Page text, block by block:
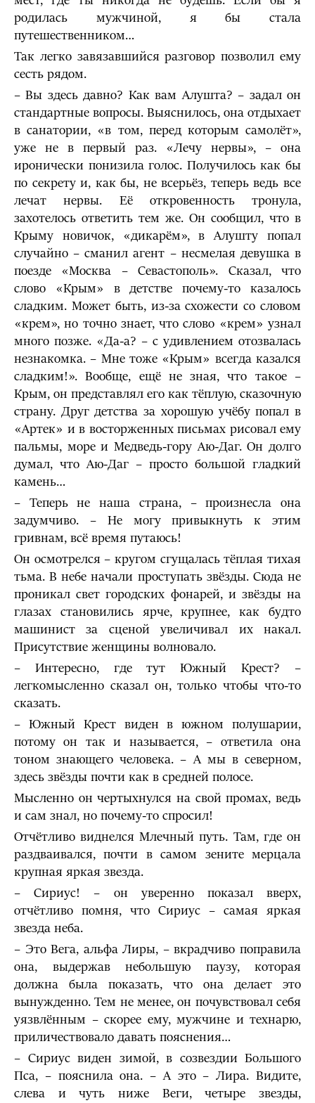
родилась мужчиной, я бы стала
путешественником…
Так легко завязавшийся разговор позволил ему
сесть рядом.
– Вы здесь давно? Как вам Алушта? – задал он
стандартные вопросы. Выяснилось, она отдыхает
в санатории, «в том, перед которым самолёт»,
уже не в первый раз. «Лечу нервы», – она
иронически понизила голос. Получилось как бы
по секрету и, как бы, не всерьёз, теперь ведь все
лечат нервы. Её откровенность тронула,
захотелось ответить тем же. Он сообщил, что в
Крыму новичок, «дикарём», в Алушту попал
случайно – сманил агент – несмелая девушка в
поезде «Москва – Севастополь». Сказал, что
слово «Крым» в детстве почему-то казалось
сладким. Может быть, из-за схожести со словом
«крем», но точно знает, что слово «крем» узнал
много позже. «Да-а? – с удивлением отозвалась
незнакомка. – Мне тоже «Крым» всегда казался
сладким!». Вообще, ещё не зная, что такое –
Крым, он представлял его как тёплую, сказочную
страну. Друг детства за хорошую учёбу попал в
«Артек» и в восторженных письмах рисовал ему
пальмы, море и Медведь-гору Аю-Даг. Он долго
думал, что Аю-Даг – просто большой гладкий
камень…
– Теперь не наша страна, – произнесла она
задумчиво. – Не могу привыкнуть к этим
гривнам, всё время путаюсь!
Он осмотрелся – кругом сгущалась тёплая тихая
тьма. В небе начали проступать звёзды. Сюда не
проникал свет городских фонарей, и звёзды на
глазах становились ярче, крупнее, как будто
машинист за сценой увеличивал их накал.
Присутствие женщины волновало.
– Интересно, где тут Южный Крест? –
легкомысленно сказал он, только чтобы что-то
сказать.
– Южный Крест виден в южном полушарии,
потому он так и называется, – ответила она
тоном знающего человека. – А мы в северном,
здесь звёзды почти как в средней полосе.
Мысленно он чертыхнулся на свой промах, ведь
и сам знал, но почему-то спросил!
Отчётливо виднелся Млечный путь. Там, где он
раздваивался, почти в самом зените мерцала
крупная яркая звезда.
– Сириус! – он уверенно показал вверх,
отчётливо помня, что Сириус – самая яркая
звезда неба.
– Это Вега, альфа Лиры, – вкрадчиво поправила
она, выдержав небольшую паузу, которая
должна была показать, что она делает это
вынужденно. Тем не менее, он почувствовал себя
уязвлённым – скорее ему, мужчине и технарю,
приличествовало давать пояснения…
– Сириус виден зимой, в созвездии Большого
Пса, – пояснила она. – А это – Лира. Видите,
слева и чуть ниже Веги, четыре звезды,